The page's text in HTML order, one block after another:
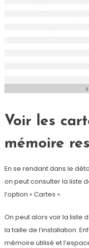
Voir les
mémoire
En se rendant dans le
on peut consulter la liste
l’option « Cartes ».
On peut alors voir la liste
la taille de l’installation.
mémoire utilisé et